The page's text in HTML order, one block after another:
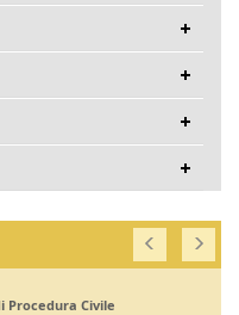
Procedura Civile